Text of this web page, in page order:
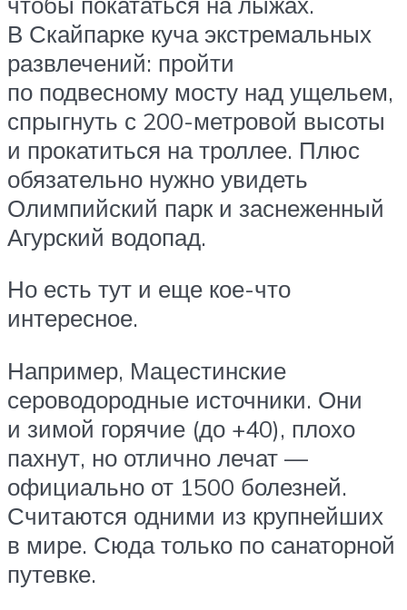
В Скайпарке куча экстремальных
развлечений: пройти
по подвесному мосту над ущельем,
спрыгнуть с 200-метровой высоты
и прокатиться на троллее. Плюс
обязательно нужно увидеть
Олимпийский парк и заснеженный
Агурский водопад.
Но есть тут и еще кое-что
интересное.
Например, Мацестинские
сероводородные источники. Они
и зимой горячие (до +40), плохо
пахнут, но отлично лечат —
официально от 1500 болезней.
Считаются одними из крупнейших
в мире. Сюда только по санаторной
путевке.